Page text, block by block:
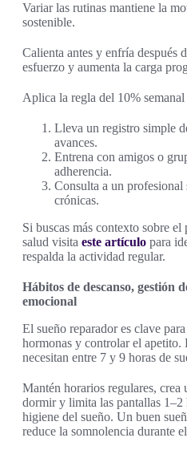
Variar las rutinas mantiene la
sostenible.
Calienta antes y enfría después
esfuerzo y aumenta la carga
Aplica la regla del 10%
Lleva un registro simple
avances.
Entrena con amigos o
adherencia.
Consulta a un
crónicas.
Si buscas más contexto sobre
salud visita este artículo para
respalda la actividad regular.
Hábitos de descanso, gestión
emocional
El sueño reparador es clave
hormonas y controlar el apetito.
necesitan entre 7 y 9 horas de
Mantén horarios regulares, crea
dormir y limita las pantallas 1–2
higiene del sueño. Un buen
reduce la somnolencia durante